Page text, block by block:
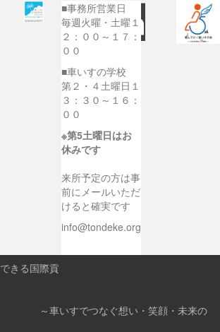
■事務所営業日
毎週火曜・土曜１
２：００～１７：
００
■車いすの学校
第２・４土曜日１
３：３０～１６：
００
※第5土曜日はお
休みです
来所予定の方は事
前にメールいただ
けると確実です
info@tondeke.org
きる国際貢
なぐ想い・笑顔・未来の